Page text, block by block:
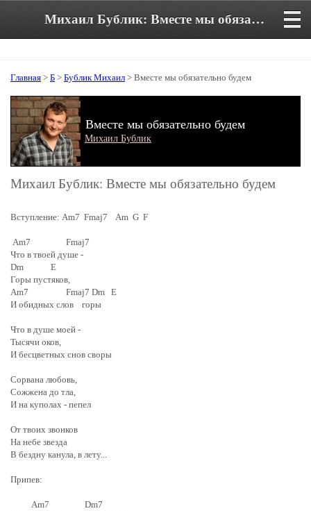
Михаил Бублик: Вместе мы обязательно будем. Аккорды и текст песни
Главная > Б > Бублик Михаил > Вместе мы обязательно будем
Вместе мы обязательно будем
Михаил Бублик
Михаил Бублик: Вместе мы обязательно будем
Вступление: Am7 Fmaj7 Am G F
Am7 Fmaj7
Что в твоей душе -
Dm E
Горы пустяков,
Am7 Fmaj7 Dm E
И обидных слов горы
Что в душе моей -
Тысячи оков,
И бесцветных снов своры
Сорвана любовь,
Сожжена до тла,
И на куполах - пепел
От твоих звонков
На небе звезда
В бездну канула, в лету...
Припев:
Am7 Dm7